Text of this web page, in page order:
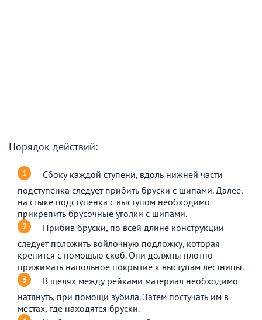
Порядок действий:
Сбоку каждой ступени, вдоль нижней части
подступенка следует прибить бруски с шипами. Далее,
на стыке подступенка с выступом необходимо
прикрепить брусочные уголки с шипами.
Прибив бруски, по всей длине конструкции
следует положить войлочную подложку, которая
крепится с помощью скоб. Они должны плотно
прижимать напольное покрытие к выступам лестницы.
В щелях между рейками материал необходимо
натянуть, при помощи зубила. Затем постучать им в
местах, где находятся бруски.